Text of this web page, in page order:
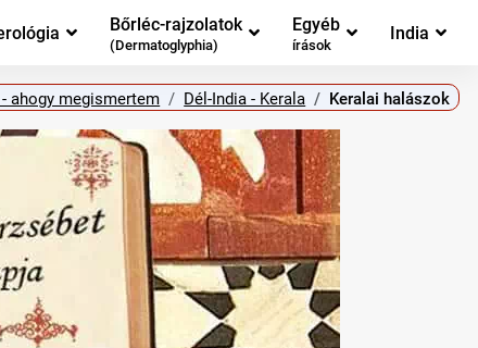
Bőrléc-rajzolatok
(Dermatoglyphia)
Egyéb
írások
India
ahogy megismertem Dél-India - Kerala Keralai halászok